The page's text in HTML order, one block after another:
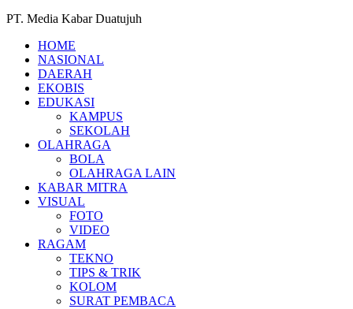
PT. Media Kabar Duatujuh
HOME
NASIONAL
DAERAH
EKOBIS
EDUKASI
KAMPUS
SEKOLAH
OLAHRAGA
BOLA
OLAHRAGA LAIN
KABAR MITRA
VISUAL
FOTO
VIDEO
RAGAM
TEKNO
TIPS & TRIK
KOLOM
SURAT PEMBACA